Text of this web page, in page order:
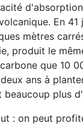
En 41
mètres
produit le
que 10
ans à
beaucoup plus
: on peut